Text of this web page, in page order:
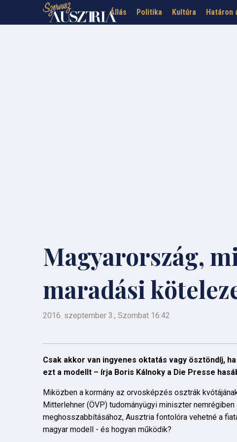
Állás Politika Kultúra Határon
Magyarország,
maradási
2016. szeptember 3., Szombat 16:42
Csak akkor van ingyenes oktatás vagy ösztöndíj,
ezt a modellt – írja Boris Kálnoky a Die Presse
Miközben a kormány az orvosképzés osztrák
Mitterlehner (ÖVP) tudományügyi miniszter
meghosszabbításához, Ausztria fontolóra vehetné a
magyar modell - és hogyan működik?